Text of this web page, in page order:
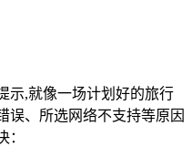
示,就像一场计划好的旅行
误、所选网络不支持等原因
：